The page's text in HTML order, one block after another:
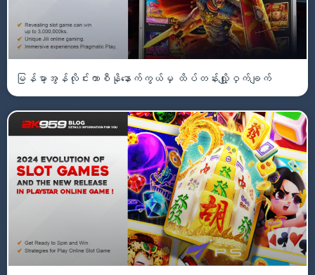
မြန်မာ့အွန်လိုင်းကာစီနိုနောက်ကွယ်မှ ထိပ်တန်းလျှို့ဝှက်ချက်